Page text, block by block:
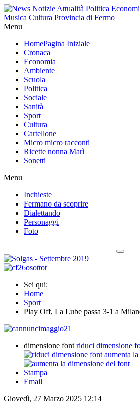
Menu
HomePagina Iniziale
Cronaca
Economia
Ambiente
Scuola
Politica
Sociale
Sanità
Sport
Cultura
Cartellone
Micro micro racconti
Ricette nonna Marì
Sonetti
Menu
Inchieste
Fermano da scoprire
Dialettando
Personaggi
Foto
Sei qui:
Home
Sport
Play Off, La Lube passa 3-1 a
dimensione font riduci dimensione
aumenta
Stampa
Email
Giovedì, 27 Marzo 2025 12:14